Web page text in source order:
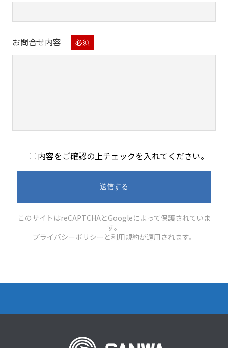
お問合せ内容
内容をご確認の上チェックを入れてください。
このサイトはreCAPTCHAとGoogleによって保護されていま
す。
プライバシーポリシー と利用規約が適用されます。